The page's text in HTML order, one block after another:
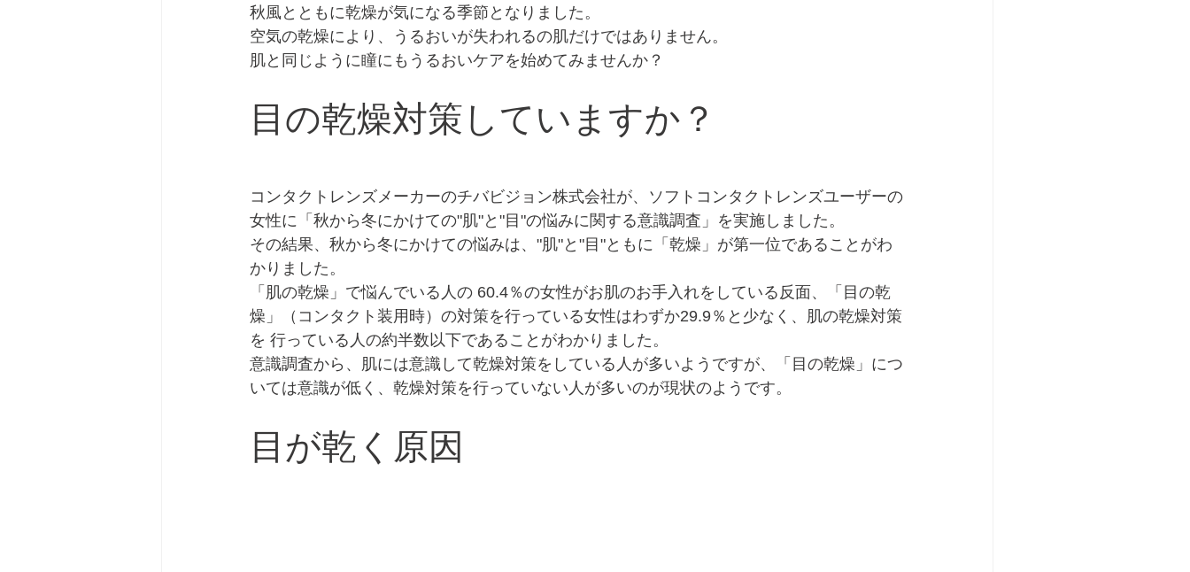
秋風とともに乾燥が気になる季節となりました。
空気の乾燥により、うるおいが失われるの肌だけではありません。
肌と同じように瞳にもうるおいケアを始めてみませんか？
目の乾燥対策していますか？
コンタクトレンズメーカーのチバビジョン株式会社が、ソフトコンタクトレンズユーザーの
女性に「秋から冬にかけての"肌"と"目"の悩みに関する意識調査」を実施しました。
その結果、秋から冬にかけての悩みは、"肌"と"目"ともに「乾燥」が第一位であることがわ
かりました。
「肌の乾燥」で悩んでいる人の 60.4％の女性がお肌のお手入れをしている反面、「目の乾
燥」（コンタクト装用時）の対策を行っている女性はわずか29.9％と少なく、肌の乾燥対策
を 行っている人の約半数以下であることがわかりました。
意識調査から、肌には意識して乾燥対策をしている人が多いようですが、「目の乾燥」につ
いては意識が低く、乾燥対策を行っていない人が多いのが現状のようです。
目が乾く原因